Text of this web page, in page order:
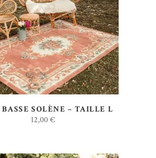
AJOUTER AU DEVIS
SOLÈNE – TAILLE L
12,00€